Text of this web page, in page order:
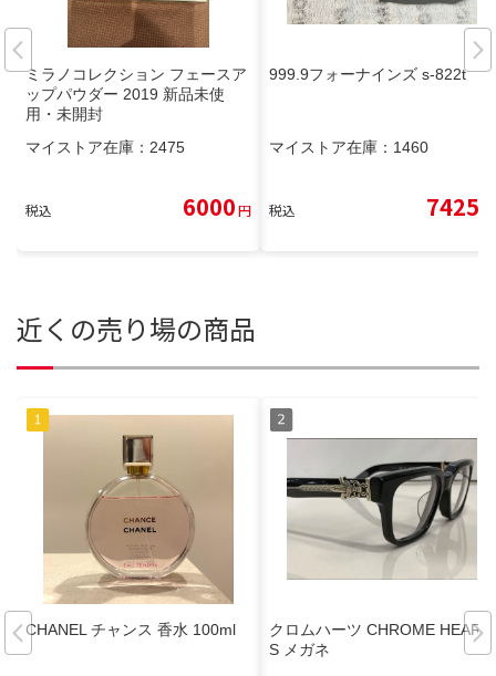
ミラノコレクション フェースア
ップパウダー 2019 新品未使
用・未開封
マイストア在庫： 2475
税込 6000円
999.9フォーナインズ s-822t
マイストア在庫： 1460
税込 7425
近くの売り場の商品
CHANEL チャンス 香水 100ml
クロムハーツ CHROME HEART
S メガネ